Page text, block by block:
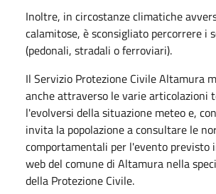
Inoltre, in circostanze climatiche
calamitose, è sconsigliato percorrere i
(pedonali, stradali o ferroviari).
Il Servizio Protezione Civile Altamura
anche attraverso le varie articolazioni
l'evolversi della situazione meteo e,
invita la popolazione a consultare le
comportamentali per l'evento previsto
web del comune di Altamura nella
della Protezione Civile.